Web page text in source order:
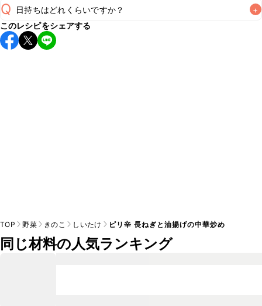
A
Q 日持ちはどれくらいですか？ +
保存期間は冷蔵で翌日中が目安です。なるべくお早めにお召
し上がりください。
このレシピをシェアする
TOP 野菜 きのこ しいたけ ピリ辛 長ねぎと油揚げの中華炒め
同じ材料の人気ランキング